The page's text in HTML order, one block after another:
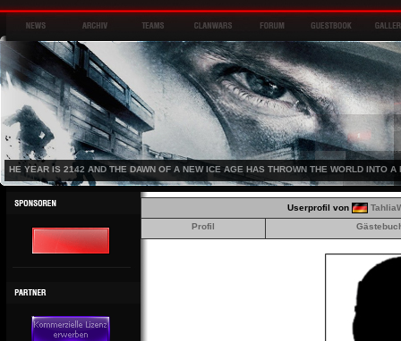
HE YEAR IS 2142 AND THE DAWN OF A NEW ICE AGE HAS THROWN THE WORLD INTO A
Userprofil von
Profil